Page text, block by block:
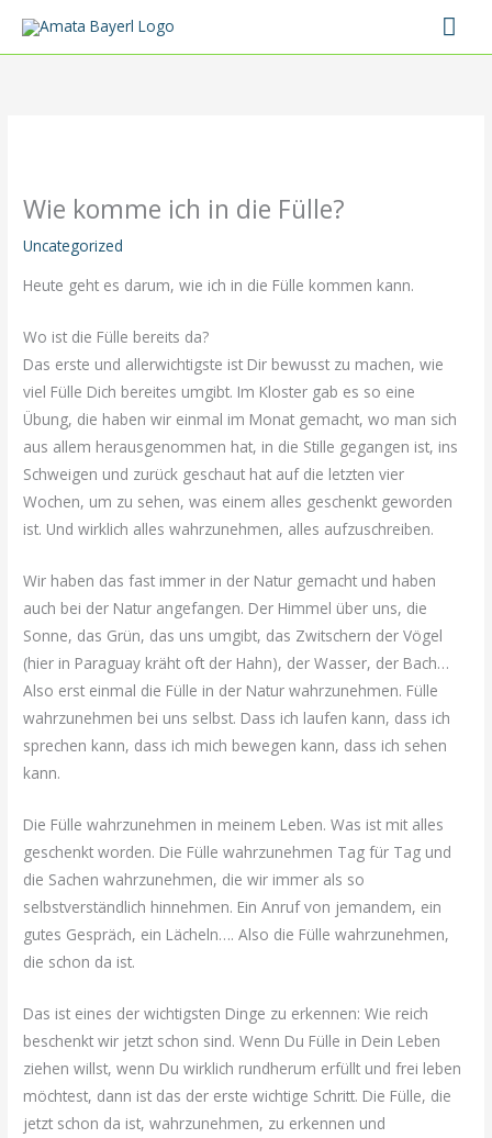
Inhalt
Wie komme ich in die Fülle?
Uncategorized
Heute geht es darum, wie ich in die Fülle kommen kann.
Wo ist die Fülle bereits da?
Das erste und allerwichtigste ist Dir bewusst zu machen, wie
viel Fülle Dich bereites umgibt. Im Kloster gab es so eine
Übung, die haben wir einmal im Monat gemacht, wo man sich
aus allem herausgenommen hat, in die Stille gegangen ist, ins
Schweigen und zurück geschaut hat auf die letzten vier
Wochen, um zu sehen, was einem alles geschenkt geworden
ist. Und wirklich alles wahrzunehmen, alles aufzuschreiben.
Wir haben das fast immer in der Natur gemacht und haben
auch bei der Natur angefangen. Der Himmel über uns, die
Sonne, das Grün, das uns umgibt, das Zwitschern der Vögel
(hier in Paraguay kräht oft der Hahn), der Wasser, der Bach…
Also erst einmal die Fülle in der Natur wahrzunehmen. Fülle
wahrzunehmen bei uns selbst. Dass ich laufen kann, dass ich
sprechen kann, dass ich mich bewegen kann, dass ich sehen
kann.
Die Fülle wahrzunehmen in meinem Leben. Was ist mit alles
geschenkt worden. Die Fülle wahrzunehmen Tag für Tag und
die Sachen wahrzunehmen, die wir immer als so
selbstverständlich hinnehmen. Ein Anruf von jemandem, ein
gutes Gespräch, ein Lächeln…. Also die Fülle wahrzunehmen,
die schon da ist.
Das ist eines der wichtigsten Dinge zu erkennen: Wie reich
beschenkt wir jetzt schon sind. Wenn Du Fülle in Dein Leben
ziehen willst, wenn Du wirklich rundherum erfüllt und frei leben
möchtest, dann ist das der erste wichtige Schritt. Die Fülle, die
jetzt schon da ist, wahrzunehmen, zu erkennen und